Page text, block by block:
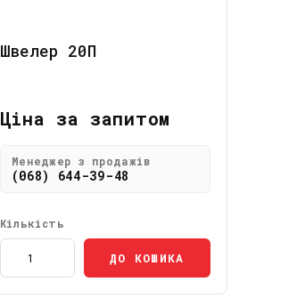
Швелер 20П
Ціна за запитом
Менеджер з продажів
(068) 644-39-48
Кількість
ДО КОШИКА